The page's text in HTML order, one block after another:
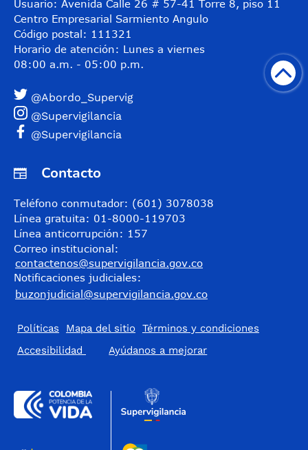
Usuario: Avenida Calle 26 # 57-41 Torre 8, piso 11
Centro Empresarial Sarmiento Angulo
Código postal: 111321
Horario de atención: Lunes a viernes
08:00 a.m. - 05:00 p.m.
@Abordo_Supervig
@Supervigilancia
@Supervigilancia
Contacto
Teléfono conmutador: (601) 3078038
Línea gratuita: 01-8000-119703
Línea anticorrupción: 157
Correo institucional:
contactenos@supervigilancia.gov.co
Notificaciones judiciales:
buzonjudicial@supervigilancia.gov.co
Políticas Mapa del sitio
Términos y condiciones
Accesibilidad
​Ayúdanos a mejorar